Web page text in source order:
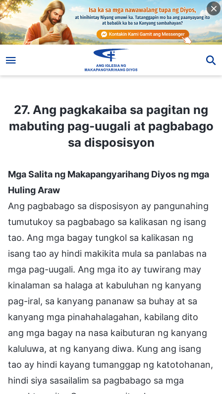
27. Ang pagkakaiba sa pagitan ng
mabuting pag-uugali at pagbabago
sa disposisyon
Mga Salita ng Makapangyarihang Diyos ng mga
Huling Araw
Ang pagbabago sa disposisyon ay pangunahing
tumutukoy sa pagbabago sa kalikasan ng isang
tao. Ang mga bagay tungkol sa kalikasan ng
isang tao ay hindi makikita mula sa panlabas na
mga pag-uugali. Ang mga ito ay tuwirang may
kinalaman sa halaga at kabuluhan ng kanyang
pag-iral, sa kanyang pananaw sa buhay at sa
kanyang mga pinahahalagahan, kabilang dito
ang mga bagay na nasa kaibuturan ng kanyang
kaluluwa, at ng kanyang diwa. Kung ang isang
tao ay hindi kayang tumanggap ng katotohanan,
hindi siya sasailalim sa pagbabago sa mga